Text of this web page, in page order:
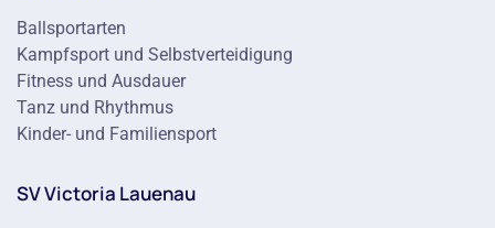
Ballsportarten
Kampfsport und Selbstverteidigung
Fitness und Ausdauer
Tanz und Rhythmus
Kinder- und Familiensport
SV Victoria Lauenau